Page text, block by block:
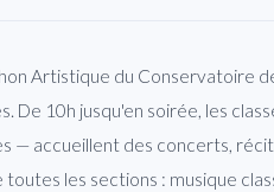
Artistique du Conservatoire
De 10h jusqu'en soirée, les
— accueillent des concerts,
toutes les sections : musique